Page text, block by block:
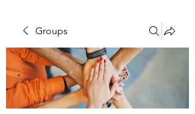
Groups